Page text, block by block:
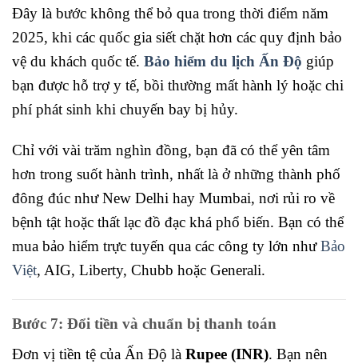
Đây là bước không thể bỏ qua trong thời điểm năm
2025, khi các quốc gia siết chặt hơn các quy định bảo
vệ du khách quốc tế. Bảo hiểm du lịch Ấn Độ giúp
bạn được hỗ trợ y tế, bồi thường mất hành lý hoặc chi
phí phát sinh khi chuyến bay bị hủy.
Chỉ với vài trăm nghìn đồng, bạn đã có thể yên tâm
hơn trong suốt hành trình, nhất là ở những thành phố
đông đúc như New Delhi hay Mumbai, nơi rủi ro về
bệnh tật hoặc thất lạc đồ đạc khá phổ biến. Bạn có thể
mua bảo hiểm trực tuyến qua các công ty lớn nhưBảo
Việt, AIG, Liberty, Chubb hoặc Generali.
Bước 7: Đổi tiền và chuẩn bị thanh toán
Đơn vị tiền tệ của Ấn Độ là Rupee (INR). Bạn nên